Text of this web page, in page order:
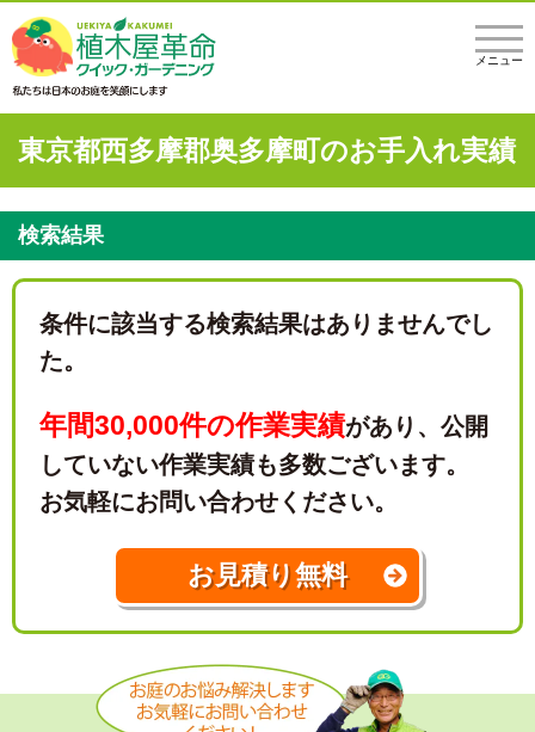
メニュー
東京都西多摩郡奥多摩町のお手入れ実績
検索結果
条件に該当する検索結果はありませんでし
た。
年間30,000件の作業実績があり、 公開
していない作業実績も多数ございます。
お気軽にお問い合わせください。
お見積り無料